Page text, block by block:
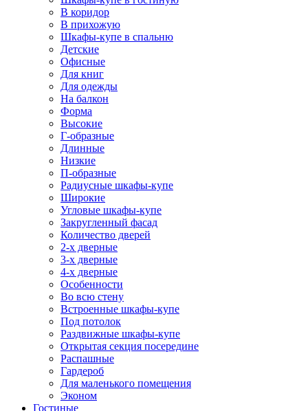
В коридор
В прихожую
Шкафы-купе в спальню
Детские
Офисные
Для книг
Для одежды
На балкон
Форма
Высокие
Г-образные
Длинные
Низкие
П-образные
Радиусные шкафы-купе
Широкие
Угловые шкафы-купе
Закругленный фасад
Количество дверей
2-х дверные
3-х дверные
4-х дверные
Особенности
Во всю стену
Встроенные шкафы-купе
Под потолок
Раздвижные шкафы-купе
Открытая секция посередине
Распашные
Гардероб
Для маленького помещения
Эконом
Гостиные